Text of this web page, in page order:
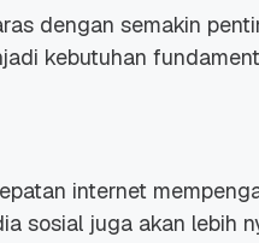
dengan semakin
kebutuhan
internet
sosial juga akan lebih